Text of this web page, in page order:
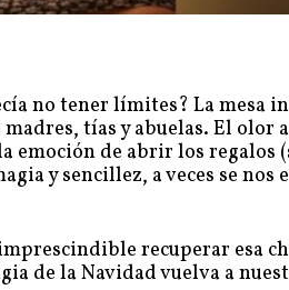
no tener límites? La mesa
tías y abuelas. El olor
emoción de abrir los regalos
y sencillez, a veces se nos
recuperar esa
de la Navidad vuelva a